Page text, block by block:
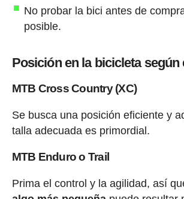
No probar la bici antes de
posible.
Posición en la bicicleta según
MTB Cross Country (XC)
Se busca una posición eficiente y
talla adecuada es primordial.
MTB Enduro o Trail
Prima el control y la agilidad, así